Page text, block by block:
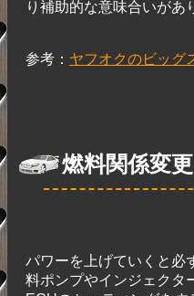
り補助的な意味合いがあ
参考： ヤフオクのビッグ
燃料関係変更
パワーを上げていくと必
料ポンプやインジェクタ